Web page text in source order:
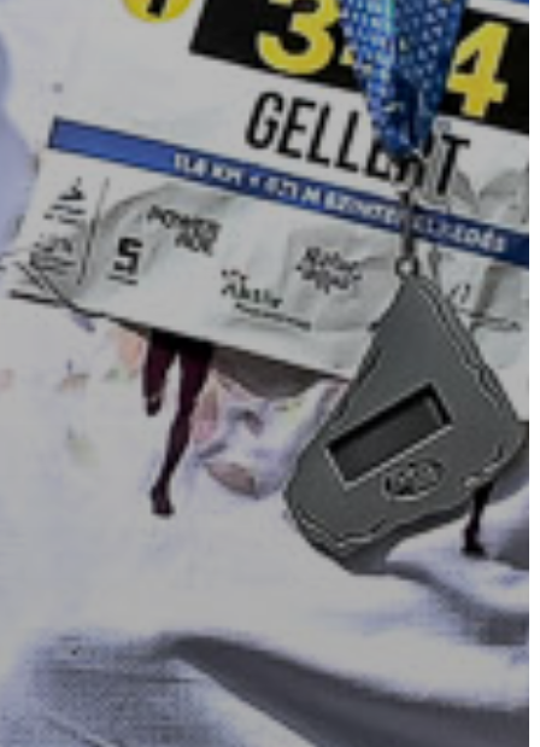
VÁROSHÁZA
ÖNKORMÁNYZAT